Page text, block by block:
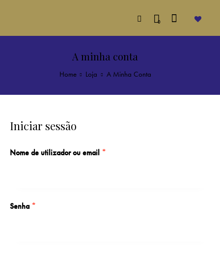
0
A minha conta
Home Loja A Minha Conta
Iniciar sessão
Nome de utilizador ou email *
Senha *